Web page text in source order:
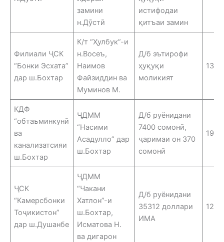
замини
н.Дӯстӣ
истифодаи
қитъаи замин
Филиали ҶСК
“Бонки Эсхата”
дар ш.Бохтар
К/т “Ҳулбук”-и
н.Восеъ,
Наимов
Файзиддин ва
Муминов М.
Д/б эътирофи
ҳуқуқи
моликият
КДФ
“обтаъминкунӣ
ва
канализатсияи
ш.Бохтар
ҶДММ
“Насими
Асадулло” дар
ш.Бохтар
Д/б руёнидани
7400 сомонӣ,
ҷаримаи он 370
сомонӣ
ҶСК
“Камерсбонки
Тоҷикистон”
дар ш.Душанбе
ҶДММ
“Чакани
Хатлон”-и
ш.Бохтар,
Исматова Н.
ва дигарон
Д/б руёнидани
35312 доллари
ИМА